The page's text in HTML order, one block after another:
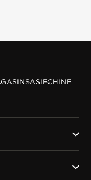
ASIECHINE